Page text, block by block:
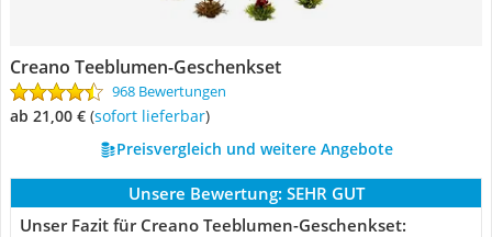
Creano Teeblumen-Geschenkset
968 Bewertungen
ab 21,00 € ( Sofort lieferbar)
Preisvergleich und weitere Angebote
Unsere Bewertung: SEHR GUT
Unser Fazit für Creano Teeblumen-Geschenkset: